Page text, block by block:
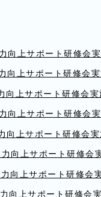
向上サポート研修会
向上サポート研修会
向上サポート研修会
向上サポート研修会
向上サポート研修会
向上サポート研修会
向上サポート研修会
向上サポート研修会